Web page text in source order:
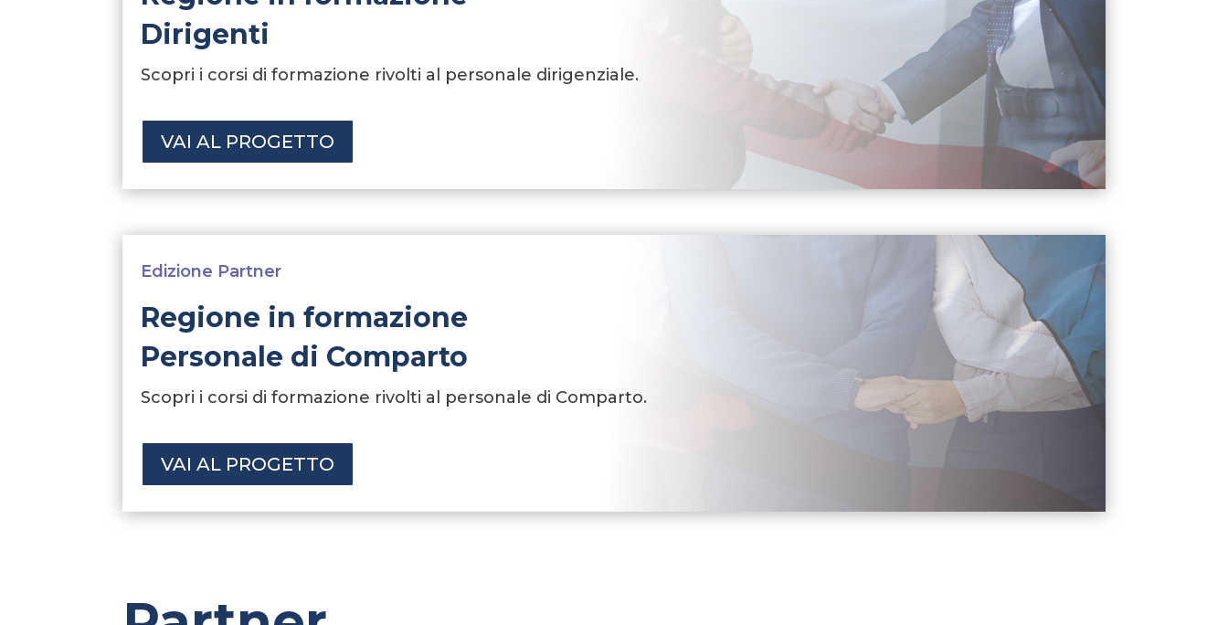
Dirigenti
Scopri i corsi di formazione rivolti al personale dirigenziale.
VAI AL PROGETTO
Edizione Partner
Regione in formazione
Personale di Comparto
Scopri i corsi di formazione rivolti al personale di Comparto.
VAI AL PROGETTO